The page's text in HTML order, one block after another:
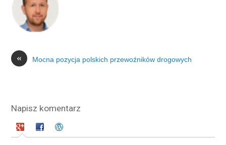
« Mocna pozycja polskich przewoźników drogowych
Napisz komentarz